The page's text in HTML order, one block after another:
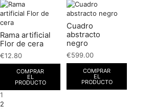
Rama artificial
Flor de cera
€12.80
COMPRAR
EL
PRODUCTO
Cuadro
abstracto
negro
€599.00
COMPRAR
EL
PRODUCTO
1
2